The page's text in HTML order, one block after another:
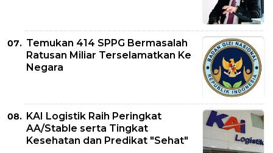
Temukan 414 SPPG Bermasalah
Ratusan Miliar Terselamatkan Ke
Negara
KAI Logistik Raih Peringkat
AA/Stable serta Tingkat
Kesehatan dan Predikat "Sehat"